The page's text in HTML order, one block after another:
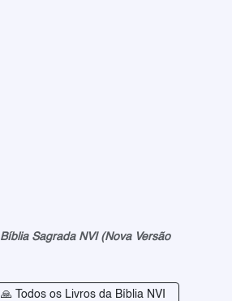
Bíblia Sagrada NVI (Nova Versão
🙏 Todos os Livros da Bíblia NVI